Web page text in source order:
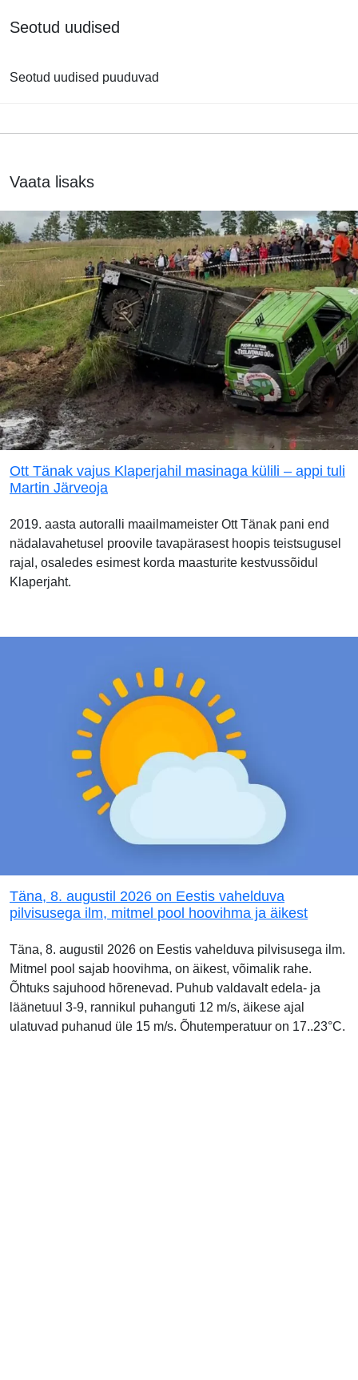
Seotud uudised
Seotud uudised puuduvad
Vaata lisaks
Ott Tänak vajus Klaperjahil masinaga külili – appi tuli
Martin Järveoja
2019. aasta autoralli maailmameister Ott Tänak pani end
nädalavahetusel proovile tavapärasest hoopis teistsugusel
rajal, osaledes esimest korda maasturite kestvussõidul
Klaperjaht.
Täna, 8. augustil 2026 on Eestis vahelduva
pilvisusega ilm, mitmel pool hoovihma ja äikest
Täna, 8. augustil 2026 on Eestis vahelduva pilvisusega ilm.
Mitmel pool sajab hoovihma, on äikest, võimalik rahe.
Õhtuks sajuhood hõrenevad. Puhub valdavalt edela- ja
läänetuul 3-9, rannikul puhanguti 12 m/s, äikese ajal
ulatuvad puhanud üle 15 m/s. Õhutemperatuur on 17..23°C.